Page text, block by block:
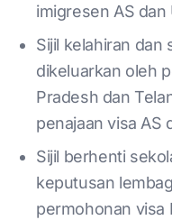
imigresen AS dan
Sijil kelahiran dan
dikeluarkan oleh
Pradesh dan
penajaan visa AS
Sijil berhenti
keputusan
permohonan visa